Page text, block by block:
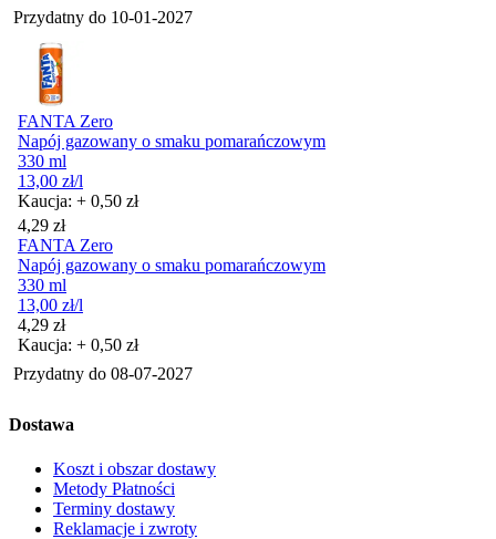
Przydatny do 10-01-2027
FANTA Zero
Napój gazowany o smaku pomarańczowym
330 ml
13,00 zł/l
Kaucja: + 0,50 zł
Cena
4,29 zł
FANTA Zero
Napój gazowany o smaku pomarańczowym
330 ml
13,00 zł/l
Cena
4,29 zł
Kaucja: + 0,50 zł
Przydatny do 08-07-2027
Dostawa
Koszt i obszar dostawy
Metody Płatności
Terminy dostawy
Reklamacje i zwroty